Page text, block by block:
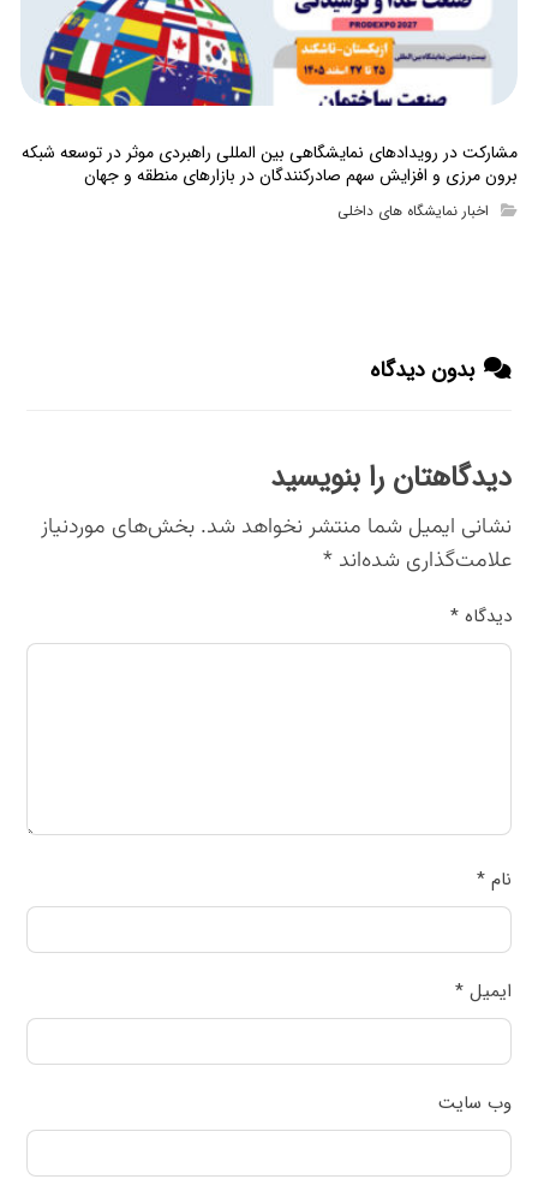
مشارکت در رویدادهای نمایشگاهی بین المللی راهبردی موثر در توسعه شبکه
برون مرزی و افزایش سهم صادرکنندگان در بازارهای منطقه و جهان
اخبار نمایشگاه های داخلی
بدون دیدگاه
دیدگاهتان را بنویسید
نشانی ایمیل شما منتشر نخواهد شد. بخش‌های موردنیاز
علامت‌گذاری شده‌اند*
دیدگاه*
نام*
ایمیل*
وب‌ سایت